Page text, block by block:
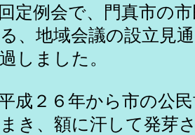
定例会で、門真市の
、地域会議の設立見
しました。
成２６年から市の公
き、額に汗して発芽